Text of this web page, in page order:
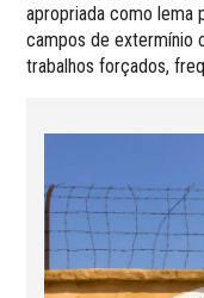
apropriada como lema
campos de extermínio
trabalhos forçados,